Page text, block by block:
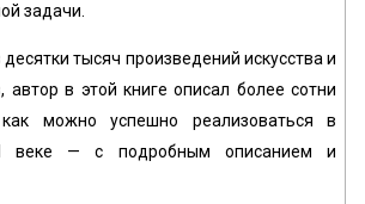
задачи.
тысяч произведений искусства и
автор в этой книге описал более сотни
как можно успешно реализоваться в
веке — с подробным описанием и